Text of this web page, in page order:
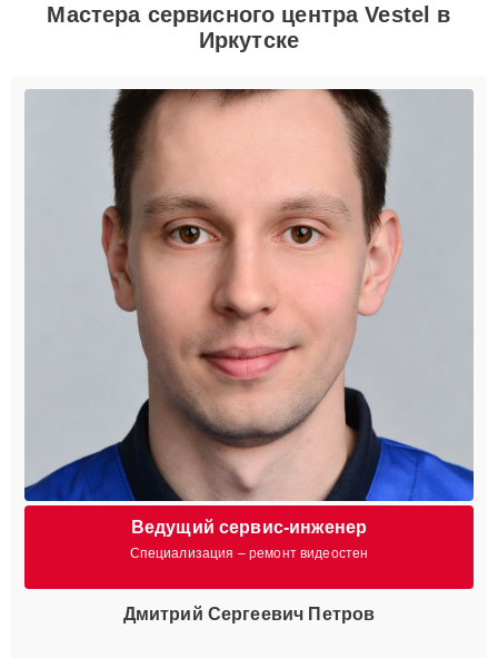
Мастера сервисного центра Vestel в
Иркутске
Ведущий сервис-инженер
Специализация – ремонт видеостен
Дмитрий Сергеевич Петров